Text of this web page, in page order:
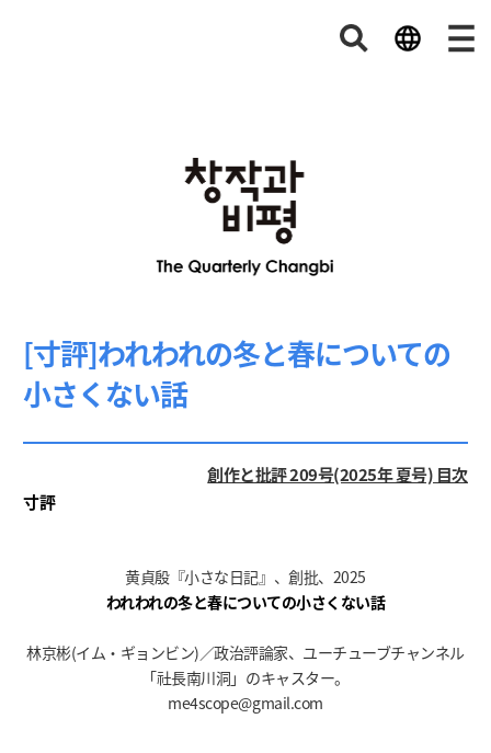
[寸評]われわれの冬と春についての
小さくない話
創作と批評 209号(2025年 夏号) 目次
寸評
黄貞殷『小さな日記』、創批、2025
われわれの冬と春についての小さくない話
林京彬(イム・ギョンビン)／政治評論家、ユーチューブチャンネル
「社長南川洞」のキャスター。
me4scope@gmail.com